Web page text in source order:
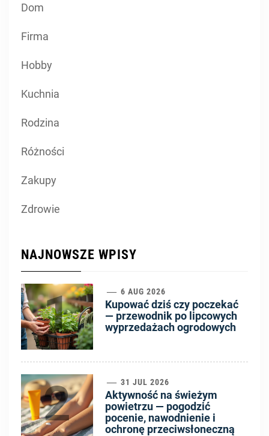
Dom
Firma
Hobby
Kuchnia
Rodzina
Różności
Zakupy
Zdrowie
NAJNOWSZE WPISY
1 6 AUG 2026
Kupować dziś czy poczekać
— przewodnik po lipcowych
wyprzedażach ogrodowych
2 31 JUL 2026
Aktywność na świeżym
powietrzu — pogodzić
pocenie, nawodnienie i
ochronę przeciwsłoneczną